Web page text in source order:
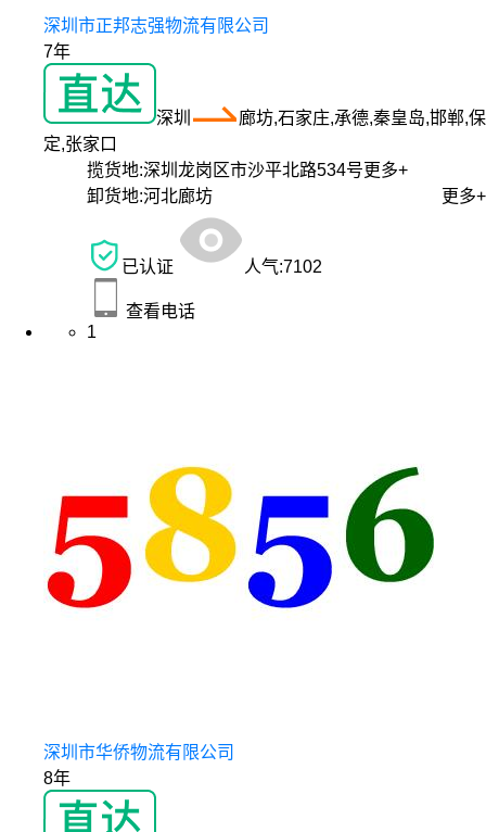
深圳市正邦志强物流有限公司
7年
深圳
廊坊,石家庄,承德,秦皇岛,邯郸,保
定,张家口
揽货地:深圳龙岗区市沙平北路534号更多+
卸货地:河北廊坊 更多+
已认证 人气:7102
查看电话
1
深圳市华侨物流有限公司
8年